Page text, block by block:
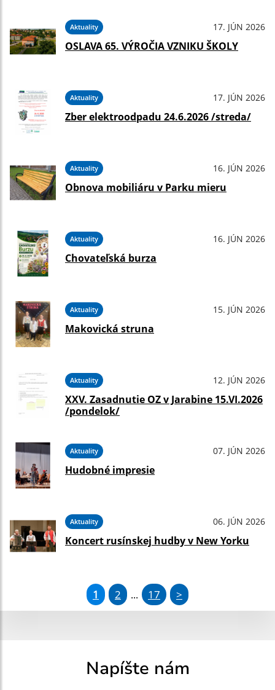
Aktuality 17. JÚN 2026
OSLAVA 65. VÝROČIA VZNIKU ŠKOLY
Aktuality 17. JÚN 2026
Zber elektroodpadu 24.6.2026 /streda/
Aktuality 16. JÚN 2026
Obnova mobiliáru v Parku mieru
Aktuality 16. JÚN 2026
Chovateľská burza
Aktuality 15. JÚN 2026
Makovická struna
Aktuality 12. JÚN 2026
XXV. Zasadnutie OZ v Jarabine 15.VI.2026
/pondelok/
Aktuality 07. JÚN 2026
Hudobné impresie
Aktuality 06. JÚN 2026
Koncert rusínskej hudby v New Yorku
1 2 ... 17 >
Napíšte nám